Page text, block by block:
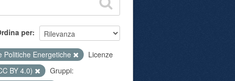
per
Politiche Energetiche
Licenze
BY 4.0)
Gruppi: